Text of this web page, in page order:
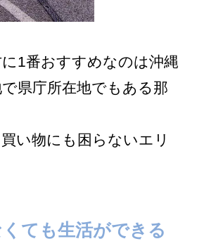
1番おすすめなのは沖縄
県庁所在地でもある那
い物にも困らないエリ
ても生活ができる